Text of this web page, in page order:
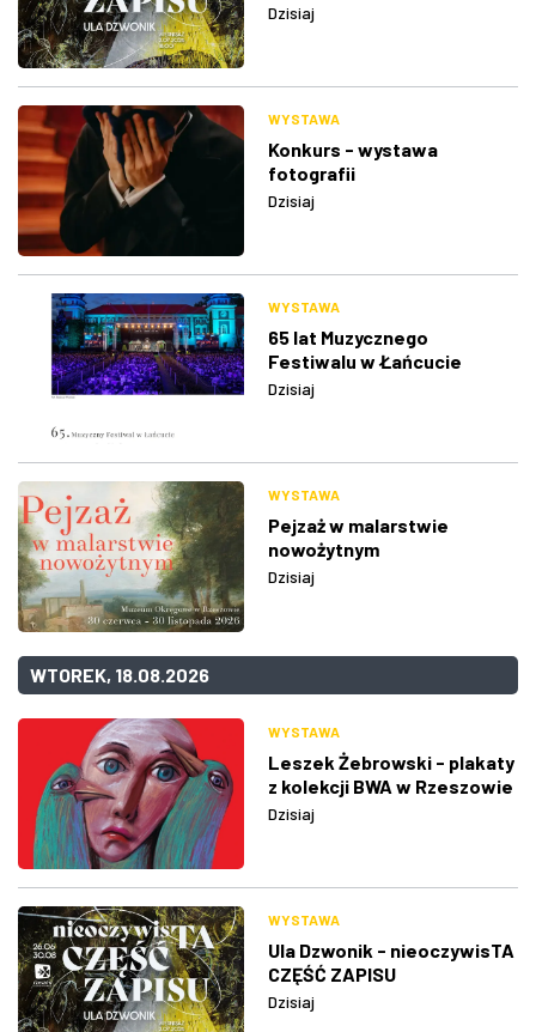
Dzisiaj
WYSTAWA
Konkurs - wystawa
fotografii
Dzisiaj
WYSTAWA
65 lat Muzycznego
Festiwalu w Łańcucie
Dzisiaj
WYSTAWA
Pejzaż w malarstwie
nowożytnym
Dzisiaj
WTOREK, 18.08.2026
WYSTAWA
Leszek Żebrowski - plakaty
z kolekcji BWA w Rzeszowie
Dzisiaj
WYSTAWA
Ula Dzwonik - nieoczywisTA
CZĘŚĆ ZAPISU
Dzisiaj